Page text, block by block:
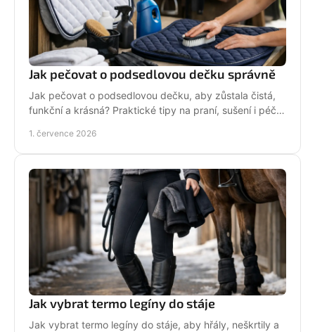
Jak pečovat o podsedlovou dečku správně
Jak pečovat o podsedlovou dečku, aby zůstala čistá,
funkční a krásná? Praktické tipy na praní, sušení i péči
1. července 2026
Jak vybrat termo legíny do stáje
Jak vybrat termo legíny do stáje, aby hřály, neškrtily a